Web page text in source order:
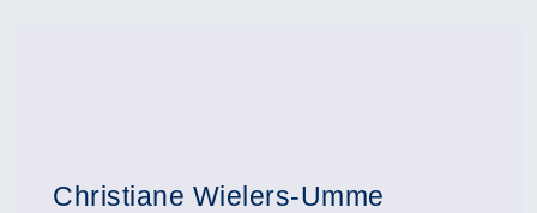
Christiane Wielers-Umme